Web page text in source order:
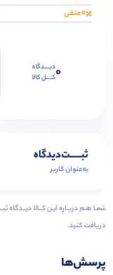
0منفی
0دیــــدگاه
کــــل کالا
ثبـــــت‌دیدگاه
به‌عنوان کاربر
دریافت کنید.
پرسش‌ها